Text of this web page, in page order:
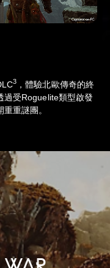
3 ，體驗北歐傳奇的終
過受Roguelite類型啟發
重謎團。